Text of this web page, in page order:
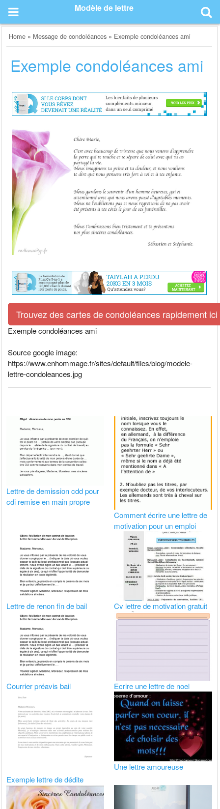
content
Modèle de lettre
Home » Message de condoléances » Exemple condoléances ami
Exemple condoléances ami
Trouvez des cartes de condoléances rapidement ici
Exemple condoléances ami
Source google image:
https://www.enhommage.fr/sites/default/files/blog/modele-
lettre-condoleances.jpg
Lettre de demission cdd pour
cdi remise en main propre
Comment écrire une lettre de
motivation pour un emploi
Lettre de renon fin de bail Cv lettre de motivation gratuit
Courrier préavis bail Ecrire une lettre de noel
Exemple lettre de dédite
Une lettre amoureuse